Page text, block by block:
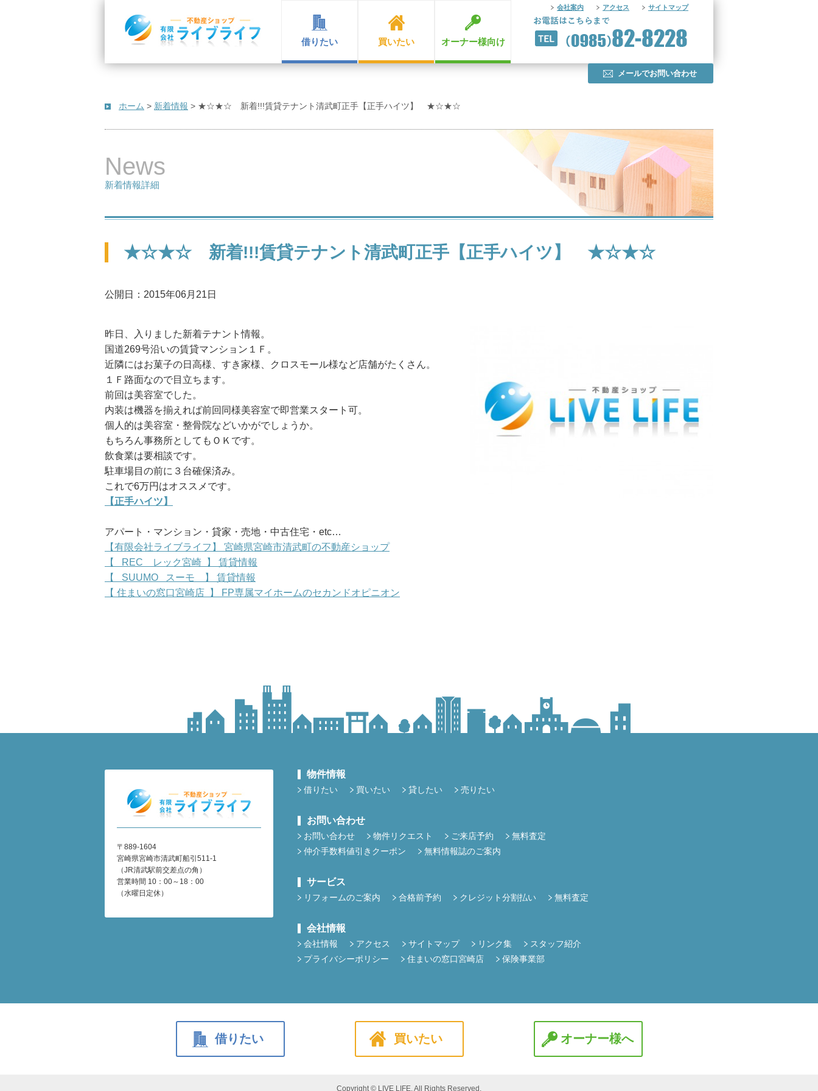
借りたい 買いたい オーナー様向け
会社案内 アクセス サイトマップ
メールでお問い合わせ
ホーム > 新着情報 > ★☆★☆ 新着!!!賃貸テナント清武町正手【正手ハイツ】 ★☆★☆
News
新着情報詳細
★☆★☆ 新着!!!賃貸テナント清武町正手【正手ハイツ】 ★☆★☆
公開日：2015年06月21日
昨日、入りました新着テナント情報。
国道269号沿いの賃貸マンション１Ｆ。
近隣にはお菓子の日高様、すき家様、クロスモール様など店舗がたくさん。
１Ｆ路面なので目立ちます。
前回は美容室でした。
内装は機器を揃えれば前回同様美容室で即営業スタート可。
個人的は美容室・整骨院などいかがでしょうか。
もちろん事務所としてもＯＫです。
飲食業は要相談です。
駐車場目の前に３台確保済み。
これで6万円はオススメです。
【正手ハイツ】
アパート・マンション・貸家・売地・中古住宅・etc…
【有限会社ライブライフ】 宮崎県宮崎市清武町の不動産ショップ
【 REC レック宮崎 】 賃貸情報
【 SUUMO スーモ 】 賃貸情報
【 住まいの窓口宮崎店 】 FP専属マイホームのセカンドオピニオン
〒889-1604
宮崎県宮崎市清武町船引511-1
（JR清武駅前交差点の角）
営業時間 10：00～18：00
（水曜日定休）
物件情報
借りたい 買いたい 貸したい 売りたい
お問い合わせ
お問い合わせ 物件リクエスト ご来店予約
無料査定
仲介手数料値引きクーポン
無料情報誌のご案内
サービス
リフォームのご案内 合格前予約 クレジット分割払い 無料査定
会社情報
会社情報 アクセス サイトマップ リンク集
スタッフ紹介
プライバシーポリシー
住まいの窓口宮崎店 保険事業部
借りたい 買いたい オーナー様へ
Copyright © LIVE LIFE. All Rights Reserved.